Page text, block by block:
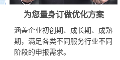
为您量身订做优化方案
涵盖企业初创期、成长期、成熟
期，满足各类不同服务行业不同
阶段的申报需求。